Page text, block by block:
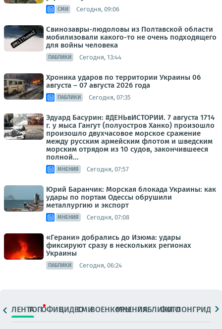
СМИ Сегодня, 09:06
Свинозавры-людоловы из Полтавской области
мобилизовали какого-то не очень подходящего
для войны человека
ПАБЛИКИ Сегодня, 13:44
Хроника ударов по территории Украины 06
августа – 07 августа 2026 года
ПАБЛИКИ Сегодня, 07:35
Эдуард Басурин: #ДЕНЬвИСТОРИИ. 7 августа 1714
г. у мыса Гангут (полуостров Ханко) произошло
произошло двухчасовое морское сражение
между русским армейским флотом и шведским
морским отрядом из 10 судов, закончившееся
полной...
МНЕНИЯ Сегодня, 07:57
Юрий Баранчик: Морская блокада Украины: как
удары по портам Одессы обрушили
металлургию и экспорт
МНЕНИЯ Сегодня, 07:08
«Герани» добрались до Изюма: удары
фиксируют сразу в нескольких регионах
Украины
ПАБЛИКИ Сегодня, 06:24
ЛЕНТАТОПОФИЦ.ВИДЕОСМИВОЕНКОРЫМНЕНИЯПАБЛИКИ
ФОТОЛОНГРИДЫ